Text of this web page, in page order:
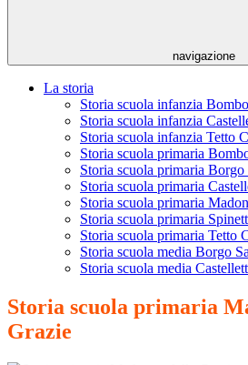
navigazione
La storia
Storia scuola infanzia
Storia scuola infanzia
Storia scuola infanzia Tetto
Storia scuola primaria
Storia scuola primaria Borgo
Storia scuola primaria
Storia scuola primaria
Storia scuola primaria
Storia scuola primaria Tetto
Storia scuola media Borgo
Storia scuola media
Storia scuola primaria
Grazie